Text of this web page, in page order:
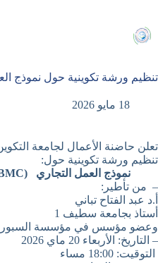
المحتوى
تنظيم ورشة تكوينية حول نموذج
18 مايو 2026
تعلن حاضنة الأعمال لجامعة
تنظيم ورشة تكوينية حول:
نموذج العمل التجاري (Business Model Canvas – BMC)
– من تأطير:
أ.د عبد الفتاح تباني
أستاذ بجامعة سطيف 1
وعضو مؤسس في مؤسسة
– التاريخ: الأربعاء 20 ماي 2026
التوقيت: 18:00 مساء